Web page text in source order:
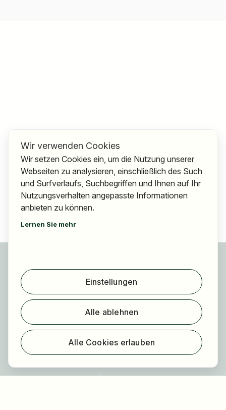
Jobs finden
Arbeitgeber finden
Registrierung
Für Arbeitgeber
Über uns
Wir verwenden Cookies
Wir setzen Cookies ein, um die Nutzung unserer
Webseiten zu analysieren, einschließlich des Such
und Surfverlaufs, Suchbegriffen und Ihnen auf Ihr
Nutzungsverhalten angepasste Informationen
anbieten zu können.
Lernen Sie mehr
Einstellungen
Alle ablehnen
Alle Cookies erlauben